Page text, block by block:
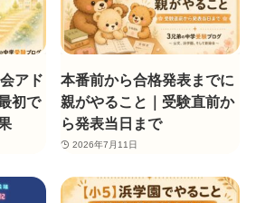
アド
初で
本番前から合格発表までに
親がやること｜受験直前か
ら発表当日まで
2026年7月11日